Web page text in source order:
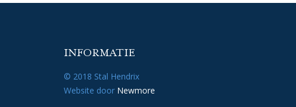
INFORMATIE
© 2018 Stal Hendrix
Website door Newmore